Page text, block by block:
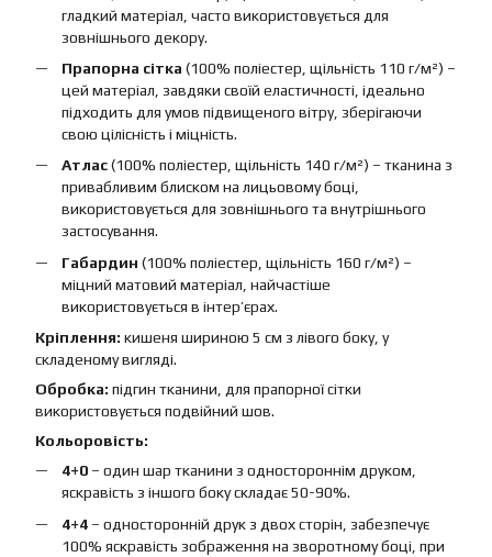
гладкий матеріал, часто використовується для
зовнішнього декору.
Прапорна сітка (100% поліестер, щільність 110 г/м²) –
цей матеріал, завдяки своїй еластичності, ідеально
підходить для умов підвищеного вітру, зберігаючи
свою цілісність і міцність.
Атлас(100% поліестер, щільність 140 г/м²) – тканина з
привабливим блиском на лицьовому боці,
використовується для зовнішнього та внутрішнього
застосування.
Габардин (100% поліестер, щільність 160 г/м²) –
міцний матовий матеріал, найчастіше
використовується в інтер’єрах.
Кріплення: кишеня шириною 5 см з лівого боку, у
складеному вигляді.
Обробка: підгин тканини, для прапорної сітки
використовується подвійний шов.
Кольоровість:
4+0 – один шар тканини з одностороннім друком,
яскравість з іншого боку складає 50-90%.
4+4 – односторонній друк з двох сторін, забезпечує
100% яскравість зображення на зворотному боці, при